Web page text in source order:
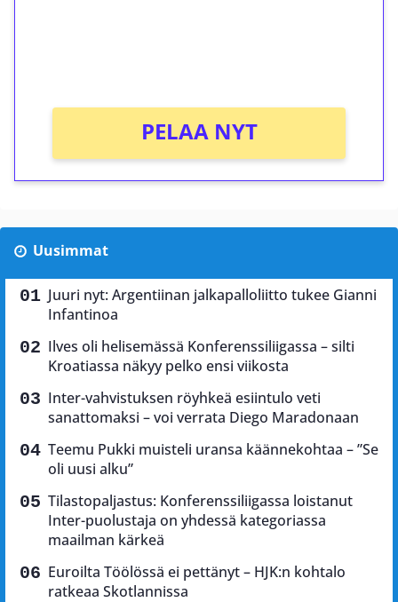
PELAA NYT
Uusimmat
Juuri nyt: Argentiinan jalkapalloliitto tukee Gianni
Infantinoa
Ilves oli helisemässä Konferenssiliigassa – silti
Kroatiassa näkyy pelko ensi viikosta
Inter-vahvistuksen röyhkeä esiintulo veti
sanattomaksi – voi verrata Diego Maradonaan
Teemu Pukki muisteli uransa käännekohtaa – ”Se
oli uusi alku”
Tilastopaljastus: Konferenssiliigassa loistanut
Inter-puolustaja on yhdessä kategoriassa
maailman kärkeä
Euroilta Töölössä ei pettänyt – HJK:n kohtalo
ratkeaa Skotlannissa